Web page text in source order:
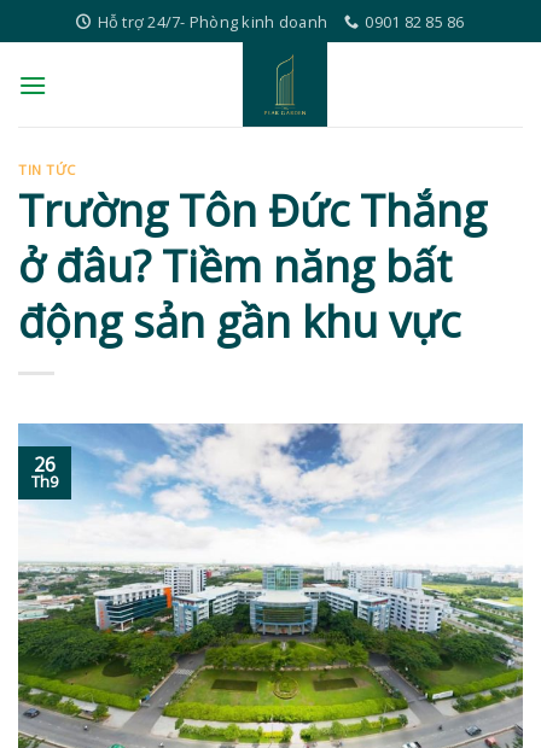
to
content
Hỗ trợ 24/7- Phòng kinh doanh 0901 82 85 86
TIN TỨC
Trường Tôn Đức Thắng
ở đâu? Tiềm năng bất
động sản gần khu vực
26
Th9